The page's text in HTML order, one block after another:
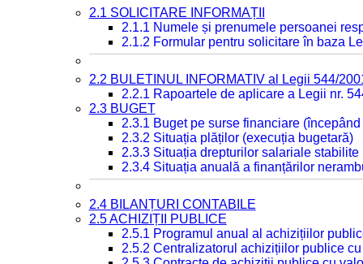
2.1 SOLICITARE INFORMAȚII
2.1.1 Numele și prenumele persoanei
2.1.2 Formular pentru solicitare în baza
2.2 BULETINUL INFORMATIV al Legii 544/
2.2.1 Rapoartele de aplicare a Legii nr.
2.3 BUGET
2.3.1 Buget pe surse financiare
2.3.2 Situația plăților (execuția bugetară)
2.3.3 Situația drepturilor salariale
2.3.4 Situația anuală a finanțărilor
2.4 BILANȚURI CONTABILE
2.5 ACHIZIȚII PUBLICE
2.5.1 Programul anual al achizițiilor
2.5.2 Centralizatorul achizițiilor publice